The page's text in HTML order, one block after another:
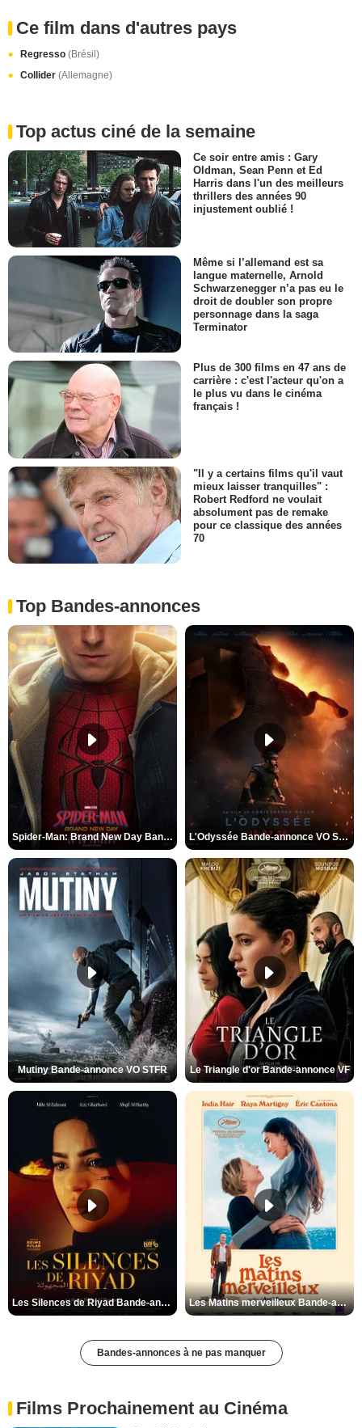
Ce film dans d'autres pays
Regresso (Brésil)
Collider (Allemagne)
Top actus ciné de la semaine
Ce soir entre amis : Gary
Oldman, Sean Penn et Ed
Harris dans l'un des meilleurs
thrillers des années 90
injustement oublié !
Même si l’allemand est sa
langue maternelle, Arnold
Schwarzenegger n’a pas eu le
droit de doubler son propre
personnage dans la saga
Terminator
Plus de 300 films en 47 ans de
carrière : c'est l'acteur qu'on a
le plus vu dans le cinéma
français !
"Il y a certains films qu'il vaut
mieux laisser tranquilles" :
Robert Redford ne voulait
absolument pas de remake
pour ce classique des années
70
Top Bandes-annonces
Spider-Man: Brand New Day Bande-annonce VO STFR L'Odyssée Bande-annonce VO STFR
Mutiny Bande-annonce VO STFR Le Triangle d'or Bande-annonce VF
Les Silences de Riyad Bande-annonce VO STFR Les Matins merveilleux Bande-annonce VF
Bandes-annonces à ne pas manquer
Films Prochainement au Cinéma